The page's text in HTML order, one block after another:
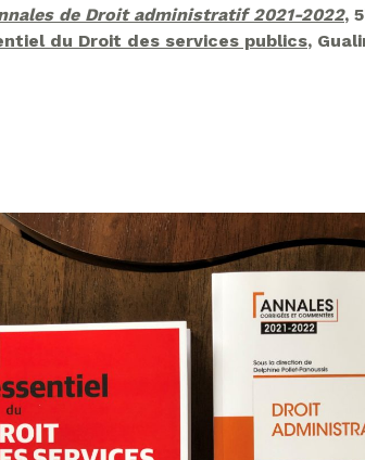
de Droit administratif 2021-2022, 5
du Droit des services publics,